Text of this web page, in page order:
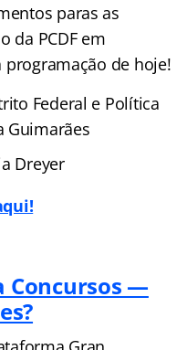
paras as
da PCDF em
de hoje!
Federal e Política
Guimarães
Dreyer
Concursos —